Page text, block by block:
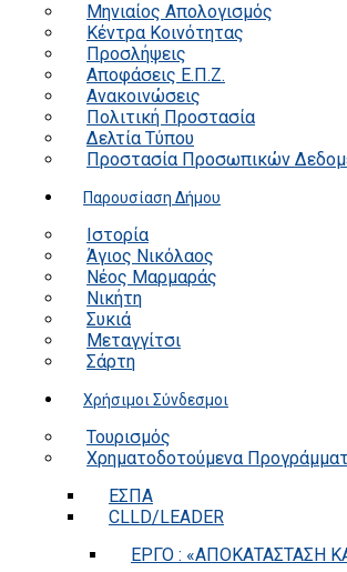
Μηνιαίος Απολογισμός
Κέντρα Κοινότητας
Προσλήψεις
Αποφάσεις Ε.Π.Ζ.
Ανακοινώσεις
Πολιτική Προστασία
Δελτία Τύπου
Προστασία Προσωπικών
Παρουσίαση Δήμου
Ιστορία
Άγιος Νικόλαος
Νέος Μαρμαράς
Νικήτη
Συκιά
Μεταγγίτσι
Σάρτη
Χρήσιμοι Σύνδεσμοι
Τουρισμός
Χρηματοδοτούμενα
ΕΣΠΑ
CLLD/LEADER
ΕΡΓΟ : «ΑΠΟΚΑΤΑΣΤΑΣΗ